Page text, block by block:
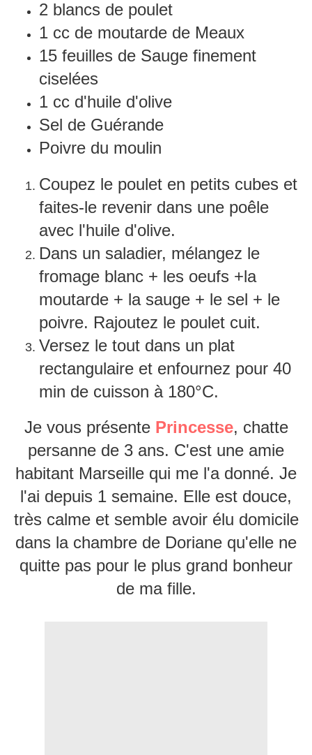
2 blancs de poulet
1 cc de moutarde de Meaux
15 feuilles de Sauge finement
ciselées
1 cc d'huile d'olive
Sel de Guérande
Poivre du moulin
Coupez le poulet en petits cubes et
faites-le revenir dans une poêle
avec l'huile d'olive.
Dans un saladier, mélangez le
fromage blanc + les oeufs +la
moutarde + la sauge + le sel + le
poivre. Rajoutez le poulet cuit.
Versez le tout dans un plat
rectangulaire et enfournez pour 40
min de cuisson à 180°C.
Je vous présente Princesse, chatte
persanne de 3 ans. C'est une amie
habitant Marseille qui me l'a donné. Je
l'ai depuis 1 semaine. Elle est douce,
très calme et semble avoir élu domicile
dans la chambre de Doriane qu'elle ne
quitte pas pour le plus grand bonheur
de ma fille.